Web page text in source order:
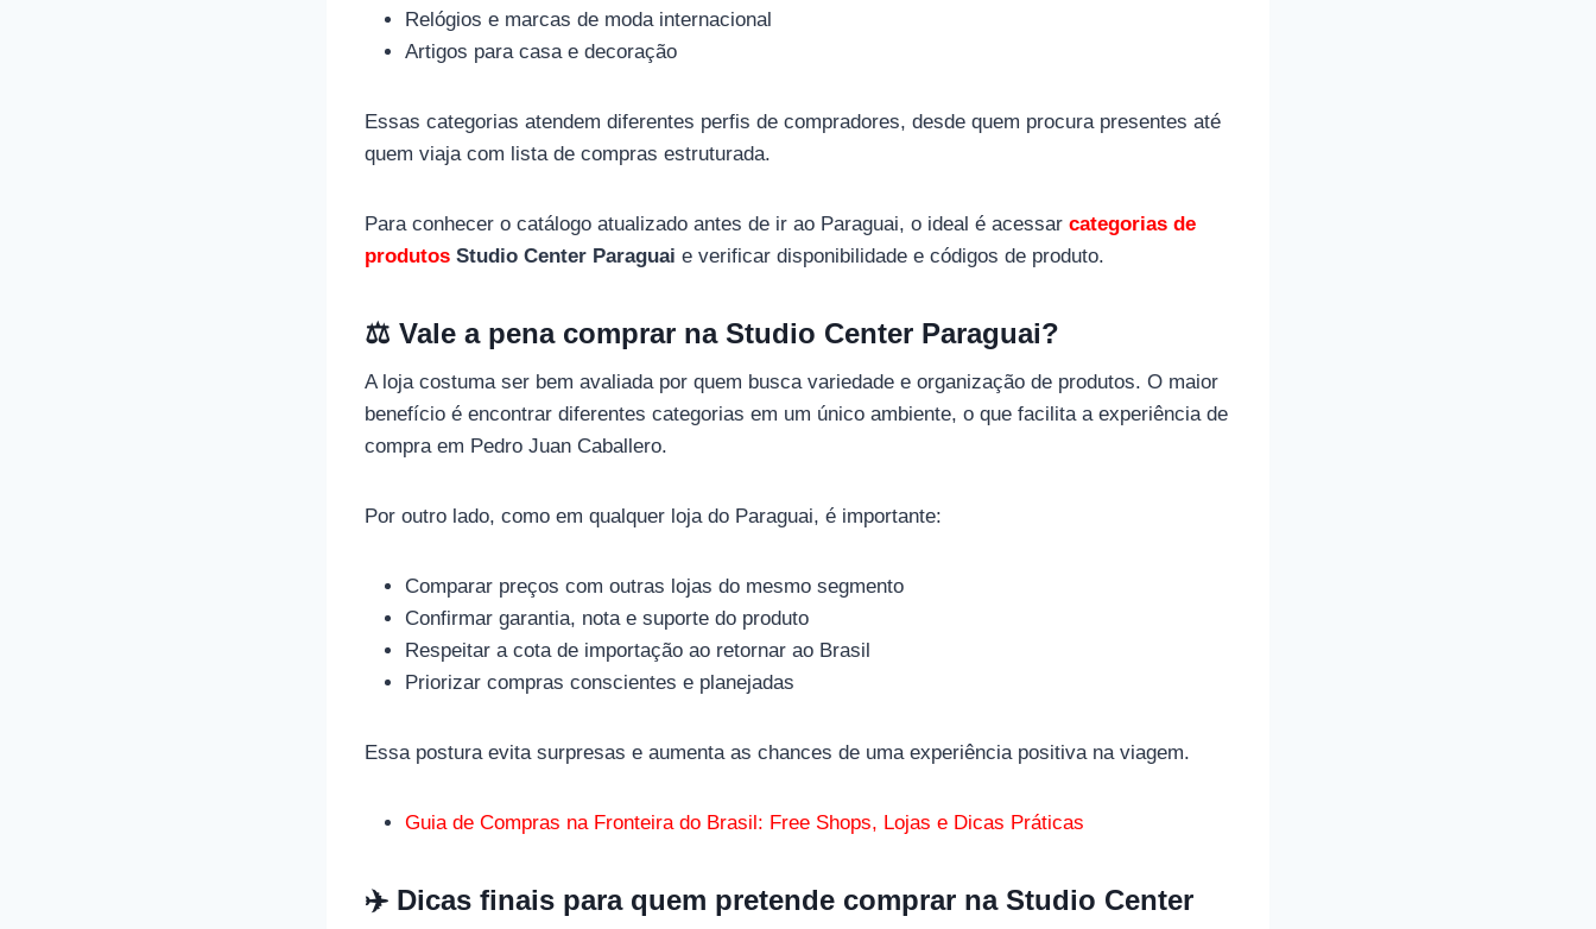
Relógios e marcas de moda internacional
Artigos para casa e decoração
Essas categorias atendem diferentes perfis de compradores, desde quem procura presentes até
quem viaja com lista de compras estruturada.
Para conhecer o catálogo atualizado antes de ir ao Paraguai, o ideal é acessar categorias de
produtos Studio Center Paraguai e verificar disponibilidade e códigos de produto.
⚖️ Vale a pena comprar na Studio Center Paraguai?
A loja costuma ser bem avaliada por quem busca variedade e organização de produtos. O maior
benefício é encontrar diferentes categorias em um único ambiente, o que facilita a experiência de
compra em Pedro Juan Caballero.
Por outro lado, como em qualquer loja do Paraguai, é importante:
Comparar preços com outras lojas do mesmo segmento
Confirmar garantia, nota e suporte do produto
Respeitar a cota de importação ao retornar ao Brasil
Priorizar compras conscientes e planejadas
Essa postura evita surpresas e aumenta as chances de uma experiência positiva na viagem.
Guia de Compras na Fronteira do Brasil: Free Shops, Lojas e Dicas Práticas
✈️ Dicas finais para quem pretende comprar na Studio Center